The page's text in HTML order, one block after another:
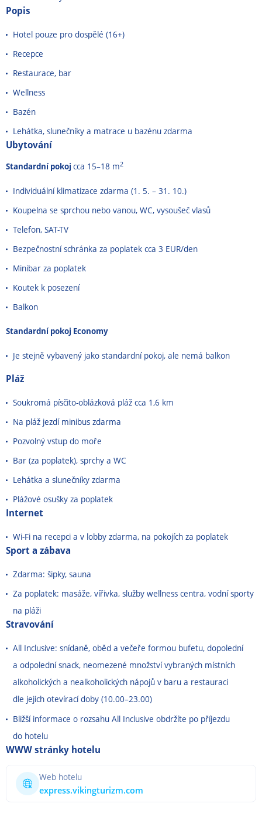
Popis
Hotel pouze pro dospělé (16+)
Recepce
Restaurace, bar
Wellness
Bazén
Lehátka, slunečníky a matrace u bazénu zdarma
Ubytování
Standardní pokoj cca 15–18 m2
Individuální klimatizace zdarma (1. 5. – 31. 10.)
Koupelna se sprchou nebo vanou, WC, vysoušeč vlasů
Telefon, SAT-TV
Bezpečnostní schránka za poplatek cca 3 EUR/den
Minibar za poplatek
Koutek k posezení
Balkon
Standardní pokoj Economy
Je stejně vybavený jako standardní pokoj, ale nemá balkon
Pláž
Soukromá písčito-oblázková pláž cca 1,6 km
Na pláž jezdí minibus zdarma
Pozvolný vstup do moře
Bar (za poplatek), sprchy a WC
Lehátka a slunečníky zdarma
Plážové osušky za poplatek
Internet
Wi-Fi na recepci a v lobby zdarma, na pokojích za poplatek
Sport a zábava
Zdarma: šipky, sauna
Za poplatek: masáže, vířivka, služby wellness centra, vodní sporty
na pláži
Stravování
All Inclusive: snídaně, oběd a večeře formou bufetu, dopolední
a odpolední snack, neomezené množství vybraných místních
alkoholických a nealkoholických nápojů v baru a restauraci
dle jejich otevírací doby (10.00–23.00)
Bližší informace o rozsahu All Inclusive obdržíte po příjezdu
do hotelu
WWW stránky hotelu
Web hotelu
express.vikingturizm.com